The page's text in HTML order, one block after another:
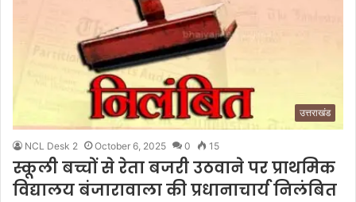
उत्तराखंड
NCL Desk 2 October 6, 2025 0 15
स्कूली बच्चों से रेता बजरी उठवाने पर प्राथमिक
विद्यालय बंजारावाला की प्रधानाचार्य निलंबित